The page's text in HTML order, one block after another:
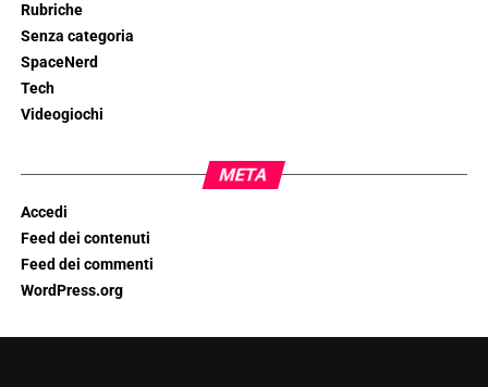
Rubriche
Senza categoria
SpaceNerd
Tech
Videogiochi
META
Accedi
Feed dei contenuti
Feed dei commenti
WordPress.org